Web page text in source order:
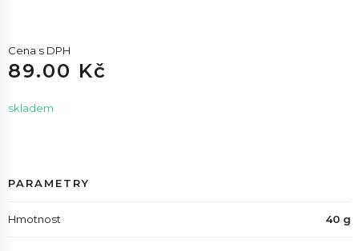
Cena s DPH
89.00 Kč
skladem
PARAMETRY
Hmotnost 40 g